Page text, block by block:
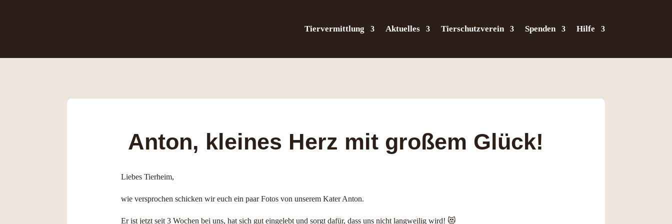
Tiervermittlung Aktuelles Tierschutzverein Spenden Hilfe
Anton, kleines Herz mit großem Glück!
Liebes Tierheim,
wie versprochen schicken wir euch ein paar Fotos von unserem Kater Anton.
Er ist jetzt seit 3 Wochen bei uns, hat sich gut eingelebt und sorgt dafür, dass uns nicht langweilig wird! 😻